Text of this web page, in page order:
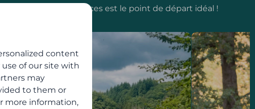
village de vacances est le point de départ idéal !
content
of our site with
may
to them or
more information,